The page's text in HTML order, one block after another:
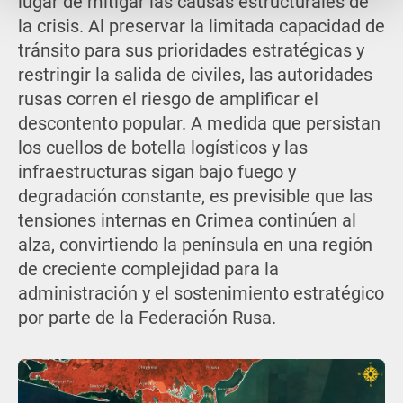
la crisis. Al preservar la limitada capacidad de
tránsito para sus prioridades estratégicas y
restringir la salida de civiles, las autoridades
rusas corren el riesgo de amplificar el
descontento popular. A medida que persistan
los cuellos de botella logísticos y las
infraestructuras sigan bajo fuego y
degradación constante, es previsible que las
tensiones internas en Crimea continúen al
alza, convirtiendo la península en una región
de creciente complejidad para la
administración y el sostenimiento estratégico
por parte de la Federación Rusa.